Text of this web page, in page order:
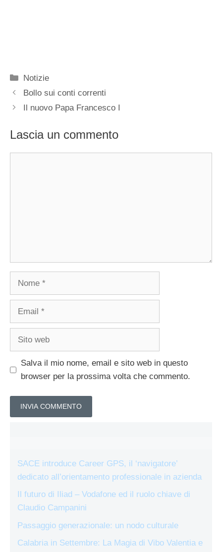
Categorie
Notizie
Bollo sui conti correnti
Il nuovo Papa Francesco I
Lascia un commento
Nome
Email
Sito
Salva il mio nome, email e sito web in questo
browser per la prossima volta che commento.
SACE introduce Career GPS, il ‘navigatore’
dedicato all’orientamento professionale in azienda
Il futuro di Iliad – Vodafone ed il ruolo chiave di
Claudio Campanini
Passaggio generazionale: un nodo culturale
Calabria in Settembre: La Magia di Vibo Valentia e